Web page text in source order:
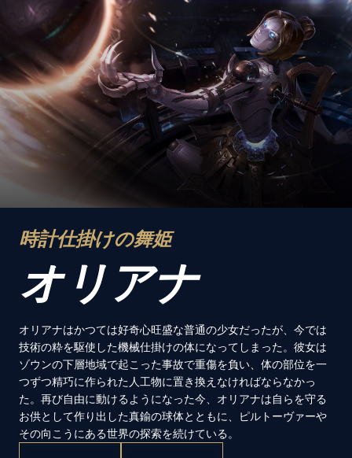
時計仕掛けの舞姫
オリアナ
オリアナはかつては好奇心旺盛な普通の少女だったが、今では
技術の粋を駆使した機械仕掛けの体になってしまった。彼女は
ゾウンの下層地域で起こった事故で重傷を負い、体の部位を一
つずつ精巧に作られた人工物に置き換えなければならなかっ
た。再び自由に動けるようになった今、オリアナは自らを守る
お供として作り出した真鍮の球体とともに、ピルトーヴァーや
その向こうにある世界の探索を続けている。